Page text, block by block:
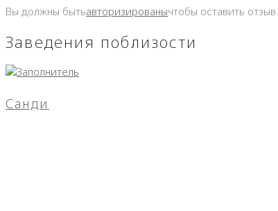
Вы должны бытьавторизированычтобы оставить отзыв.
Заведения поблизости
Санди